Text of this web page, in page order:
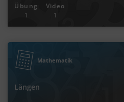
Übung
1
Video
1
Mathematik
Längen